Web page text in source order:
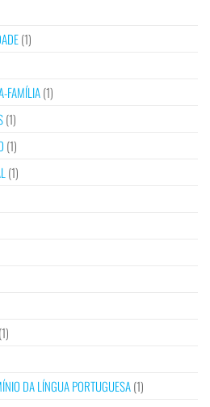
(1)
FAMÍLIA(1)
(1)
(1)
(1)
(1)
DA LÍNGUA PORTUGUESA(1)